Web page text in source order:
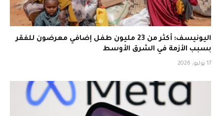
اليونيسف: أكثر من 23 مليون طفل إضافي معرضون للفقر
بسبب الأزمة في الشرق الأوسط
17 يوليو، 2026